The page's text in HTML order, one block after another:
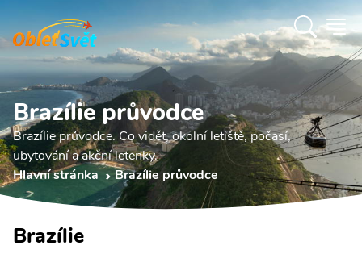
Brazílie průvodce
Brazílie průvodce. Co vidět, okolní letiště, počasí,
ubytování a akční letenky.
Hlavní stránka
Brazílie průvodce
Brazílie